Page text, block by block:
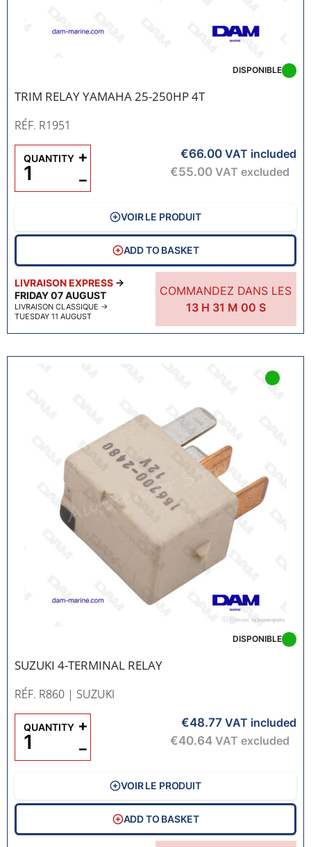
TRIM RELAY YAMAHA 25-250HP 4T
RÉF. R1951
LIVRAISON EXPRESS →
FRIDAY 07 AUGUST
LIVRAISON CLASSIQUE →
TUESDAY 11 AUGUST
COMMANDEZ DANS LES
13H 30 M59 S
DISPONIBLE
€66.00 VAT included
€55.00 VAT excluded
QUANTITY
−
+
VOIR LE PRODUIT
ADD TO BASKET
SUZUKI 4-TERMINAL RELAY
RÉF. R860 | SUZUKI
DISPONIBLE
€48.77 VAT included
€40.64 VAT excluded
QUANTITY
−
+
VOIR LE PRODUIT
ADD TO BASKET